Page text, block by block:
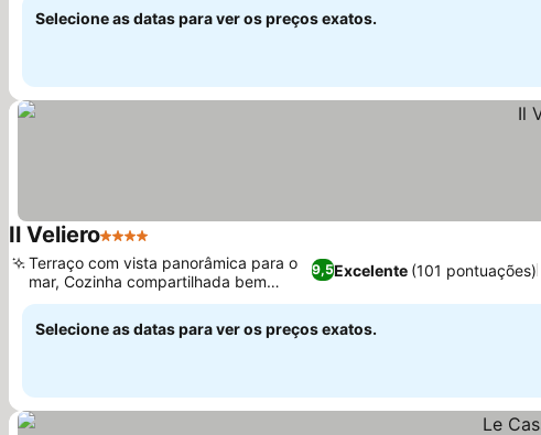
Selecione as datas para ver os preços exatos.
Il Veliero4 Estrelas
9,5Excelente (101 pontuações)
Terraço com vista panorâmica para o
mar, Cozinha compartilhada bem
equipada
Selecione as datas para ver os preços exatos.